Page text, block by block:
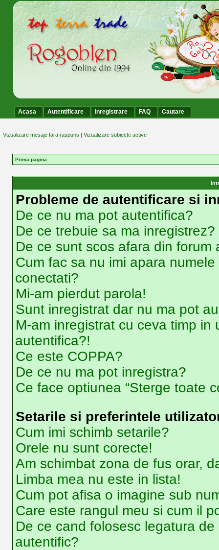
Acasa Autentificare Inregistrare FAQ Cautare
Vizualizare mesaje fara raspuns | Vizualizare subiecte active
Prima pagina
Probleme de autentificare si
De ce nu ma pot autentifica?
De ce trebuie sa ma inregistrez?
De ce sunt scos afara din forum
Cum fac sa nu imi apara
conectati?
Mi-am pierdut parola!
Sunt inregistrat dar nu ma pot
M-am inregistrat cu ceva timp
autentifica?!
Ce este COPPA?
De ce nu ma pot inregistra?
Ce face optiunea “Sterge toate
Setarile si preferintele
Cum imi schimb setarile?
Orele nu sunt corecte!
Am schimbat zona de fus orar,
Limba mea nu este in lista!
Cum pot afisa o imagine sub
Care este rangul meu si cum il
De ce cand folosesc legatura
autentific?